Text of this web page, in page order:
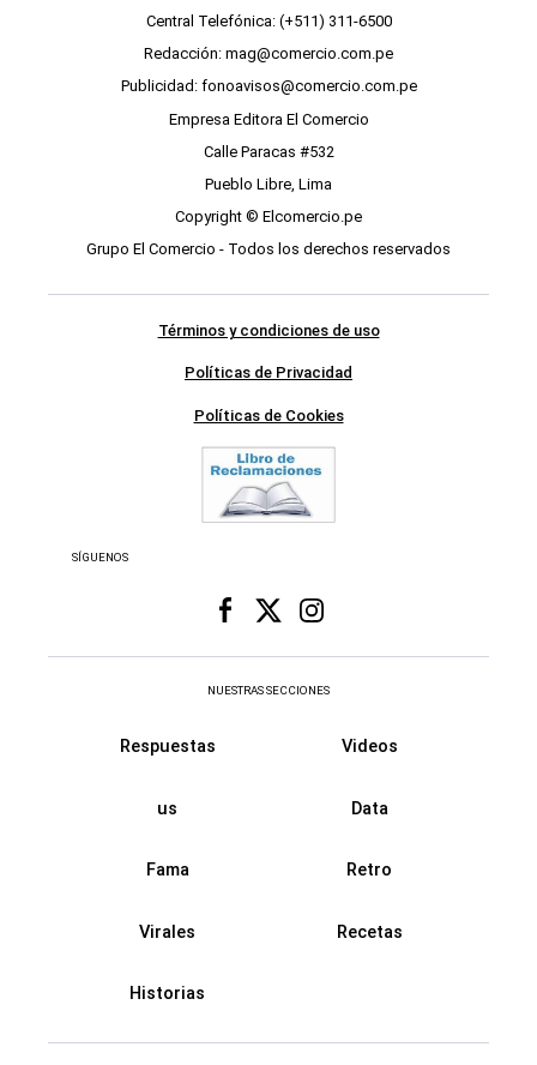
Central Telefónica: (+511) 311-6500
Redacción: mag@comercio.com.pe
Publicidad: fonoavisos@comercio.com.pe
Empresa Editora El Comercio
Calle Paracas #532
Pueblo Libre, Lima
Copyright © Elcomercio.pe
Grupo El Comercio - Todos los derechos reservados
Términos y condiciones de uso
Políticas de Privacidad
Políticas de Cookies
SÍGUENOS
NUESTRAS SECCIONES
Respuestas Videos
us Data
Fama Retro
Virales Recetas
Historias